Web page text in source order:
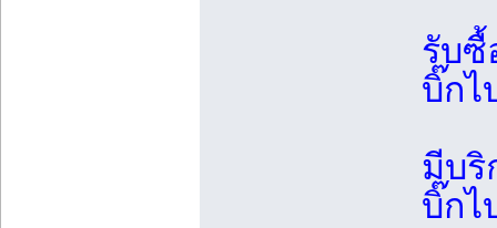
รับซื้
บิ๊กไ
มีบ
บิ๊กไ